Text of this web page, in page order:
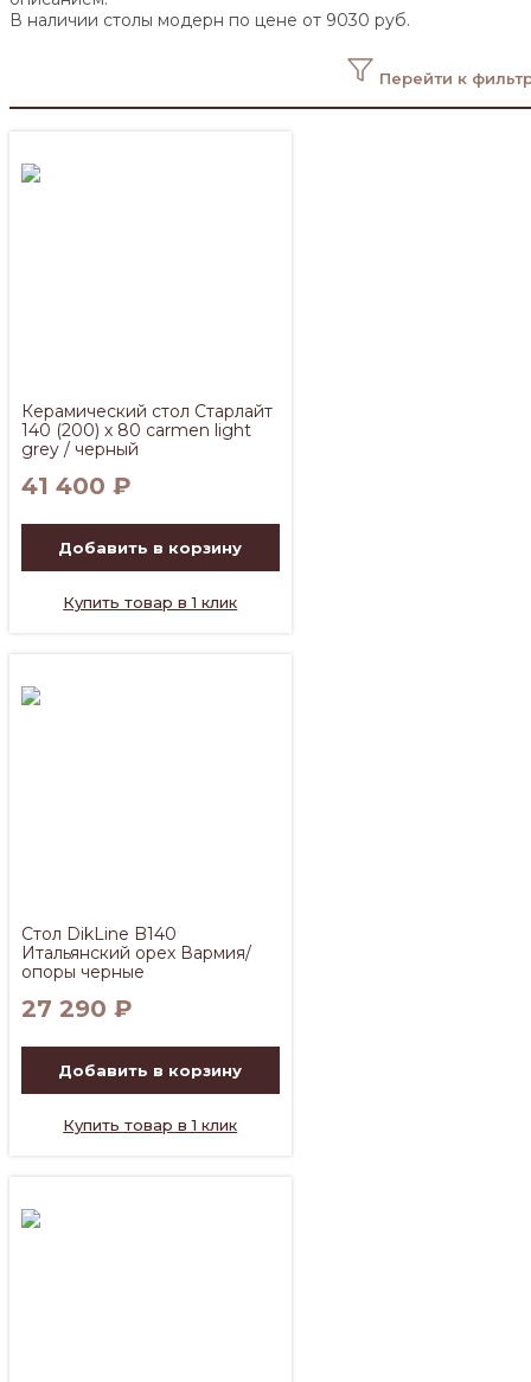
В наличии столы модерн по цене от 9030 руб.
Перейти к
Керамический стол Старлайт
140 (200) х 80 carmen light
grey / черный
41 400 ₽
Добавить в корзину
Купить товар в 1 клик
Стол DikLine B140
Итальянский орех Вармия/
опоры черные
27 290 ₽
Добавить в корзину
Купить товар в 1 клик